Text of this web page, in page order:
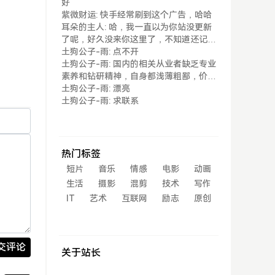
评论
好
紫微财运: 快手经常刷到这个广告，哈哈
耳朵的主人: 哈，我一直以为你站没更新
了呢，好久没来你这里了，不知道还记得
我不...
土狗公子-雨: 点不开
土狗公子-雨: 国内的相关从业者缺乏专业
素养和钻研精神，自身都浅薄粗鄙，价值
观取...
土狗公子-雨: 漂亮
土狗公子-雨: 求联系
热门标签
短片 音乐 情感 电影
动画
生活
摄影 混剪 技术
写作
IT
艺术 互联网 励志 原创
关于站长